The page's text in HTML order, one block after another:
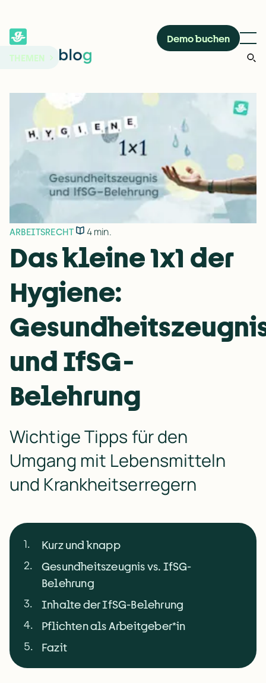
Demo buchen
THEMEN
ARBEITSRECHT 4 min.
Das kleine 1x1 der
Hygiene:
und IfSG-
Belehrung
Wichtige Tipps für den
Umgang mit Lebensmitteln
und Krankheitserregern
1.
Kurz und knapp
2.
Gesundheitszeugnis vs. IfSG-
Belehrung
3.
Inhalte der IfSG-Belehrung
4.
Pflichten als Arbeitgeber*in
5. Fazit